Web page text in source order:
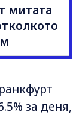
митата
за деня,